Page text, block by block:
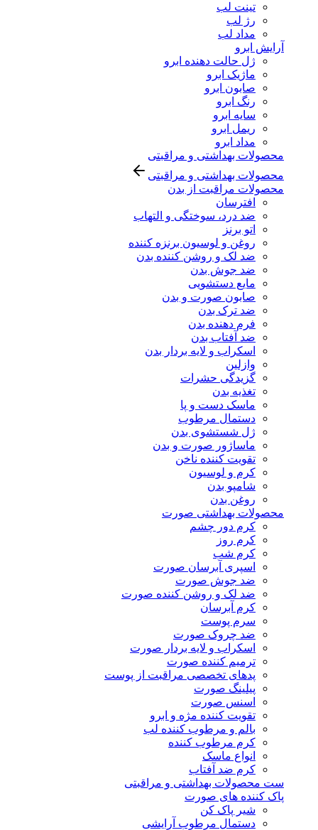
تینت لب
رژ لب
مداد لب
آرایش ابرو
ژل حالت دهنده ابرو
ماژیک ابرو
صابون ابرو
رنگ ابرو
سایه ابرو
ریمل ابرو
مداد ابرو
محصولات بهداشتی و مراقبتی
محصولات بهداشتی و مراقبتی
محصولات مراقبت از بدن
افترسان
ضد درد، سوختگی و التهاب
اتو برنز
روغن و لوسیون برنزه کننده
ضد لک و روشن کننده بدن
ضد جوش بدن
مایع دستشویی
صابون صورت و بدن
ضد ترک بدن
فرم دهنده بدن
ضد آفتاب بدن
اسکراب و لایه بردار بدن
وازلین
گزیدگی حشرات
تغذیه بدن
ماسک دست و پا
دستمال مرطوب
ژل شستشوی بدن
ماساژور صورت و بدن
تقویت کننده ناخن
کرم و لوسیون
شامپو بدن
روغن بدن
محصولات بهداشتی صورت
کرم دور چشم
کرم روز
کرم شب
اسپری آبرسان صورت
ضد جوش صورت
ضد لک و روشن کننده صورت
کرم آبرسان
سرم پوست
ضد چروک صورت
اسکراب و لایه بردار صورت
ترمیم کننده صورت
پدهای تخصصی مراقبت از پوست
پیلینگ صورت
اسنس صورت
تقویت کننده مژه و ابرو
بالم و مرطوب کننده لب
کرم مرطوب کننده
انواع ماسک
کرم ضد آفتاب
ست محصولات بهداشتی و مراقبتی
پاک کننده های صورت
شیر پاک کن
دستمال مرطوب آرایشی